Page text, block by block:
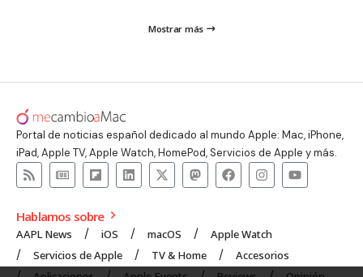
Mostrar más
Portal de noticias español dedicado al mundo Apple: Mac, iPhone,
iPad, Apple TV, Apple Watch, HomePod, Servicios de Apple y más.
Hablamos sobre
AAPL News iOS macOS
Apple Watch
Servicios de Apple
TV & Home
Accesorios